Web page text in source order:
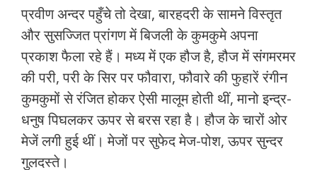
प्रवीण अन्दर पहुँचे तो देखा, बारहदरी के सामने विस्तृत
और सुसज्जित प्रांगण में बिजली के कुमकुमे अपना
प्रकाश फैला रहे हैं। मध्य में एक हौज है, हौज में संगमरमर
की परी, परी के सिर पर फौवारा, फौवारे की फुहारें रंगीन
कुमकुमों से रंजित होकर ऐसी मालूम होती थीं, मानो इन्द्र-
धनुष पिघलकर ऊपर से बरस रहा है। हौज के चारों ओर
मेजें लगी हुई थीं। मेजों पर सुफेद मेज-पोश, ऊपर सुन्दर
गुलदस्ते।